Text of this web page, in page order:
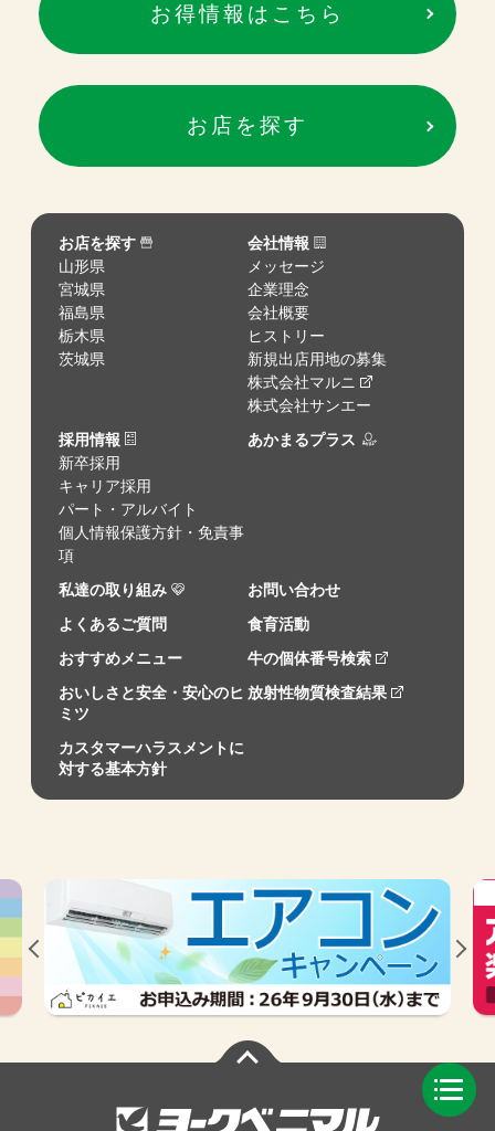
お得情報はこちら
お店を探す
お店を探す
山形県
宮城県
福島県
栃木県
茨城県
会社情報
メッセージ
企業理念
会社概要
ヒストリー
新規出店用地の募集
株式会社マルニ
株式会社サンエー
採用情報
新卒採用
キャリア採用
パート・アルバイト
個人情報保護方針・免責事
項
あかまるプラス
私達の取り組み
お問い合わせ
よくあるご質問
食育活動
おすすめメニュー
牛の個体番号検索
おいしさと安全・安心のヒ
ミツ
放射性物質検査結果
カスタマーハラスメントに
対する基本方針